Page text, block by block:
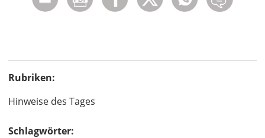
Rubriken:
Hinweise des Tages
Schlagwörter: